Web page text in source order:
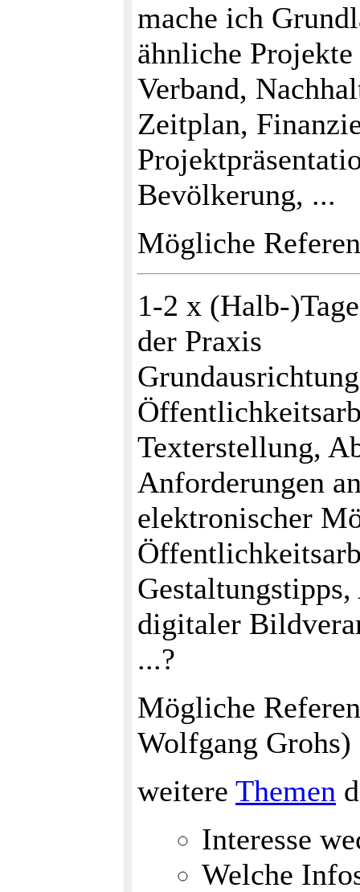
mache ich
ähnliche
Verband,
Zeitplan,
Bevölkerung, ...
Mögliche
1-2 x (Halb-
der Praxis
Texterstellung,
Anforderungen
elektronischer
digitaler
...?
Mögliche
Wolfgang Grohs)
weitere Themen
Interesse
Welche